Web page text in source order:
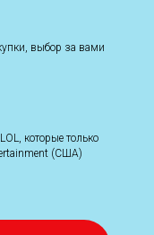
выбор за вами
которые только
(США)